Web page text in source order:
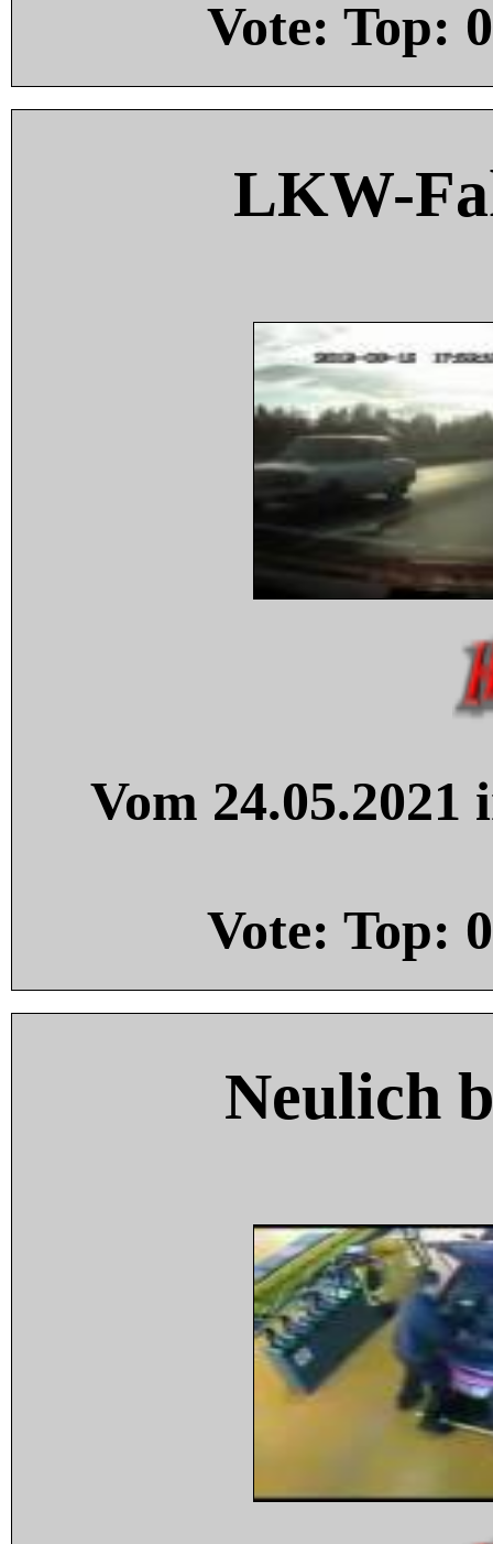
Vote: Top: 0
LKW-
Vom
Vote: Top: 0
Neulich